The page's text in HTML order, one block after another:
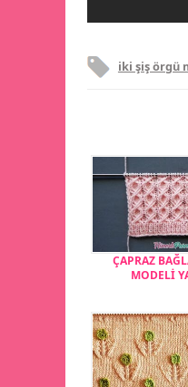
iki şiş örgü
ÇAPRAZ
MODELİ